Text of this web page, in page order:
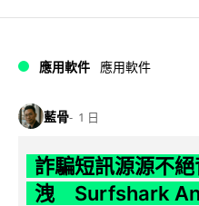
應用軟件 應用軟件
藍骨 1 日
詐騙短訊源源不
洩 Surfshark